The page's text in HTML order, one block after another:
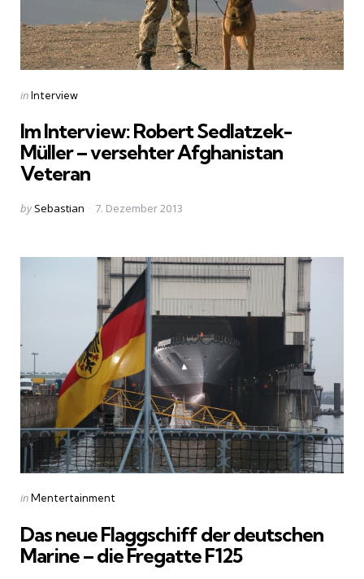
Categories
Posted
inInterview
Im Interview: Robert Sedlatzek-
Müller – versehter Afghanistan
Veteran
Posted
by Sebastian 7. Dezember 2013
Categories
Posted
inMentertainment
Das neue Flaggschiff der deutschen
Marine – die Fregatte F125